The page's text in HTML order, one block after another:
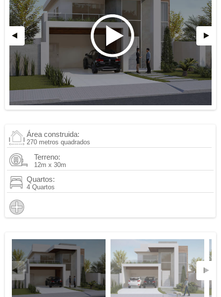
Área construida:
270 metros quadrados
Terreno:
12m x 30m
Quartos:
4 Quartos